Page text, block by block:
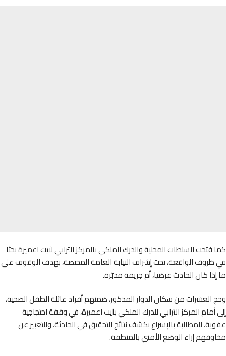
السلطات المحلية والدرك الملكي بالمركز الترابي لآيت اعميرة بحثا
الواقعة، تحت إشراف النيابة العامة المختصة، بهدف الوقوف على
كان الحادث عرضيا، أم جريمة مدبّرة.
من سكان الدوار المذكور، ضمنهم أفراد عائلة الطفل الضحية،
المركز الترابي للدرك الملكي بآيت اعميرة، في وقفة احتجاجية
للمطالبة بالإسراع بكشف نتائج التحقيق في الحادثة، وللتعبير عن
إزاء الوضع الأمني بالمنطقة.